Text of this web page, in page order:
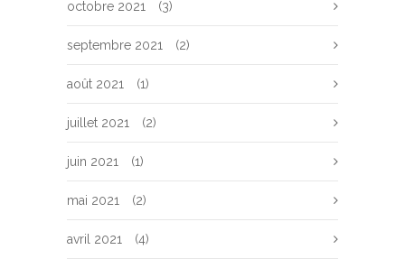
octobre 2021 (3)
septembre 2021 (2)
août 2021 (1)
juillet 2021 (2)
juin 2021 (1)
mai 2021 (2)
avril 2021 (4)